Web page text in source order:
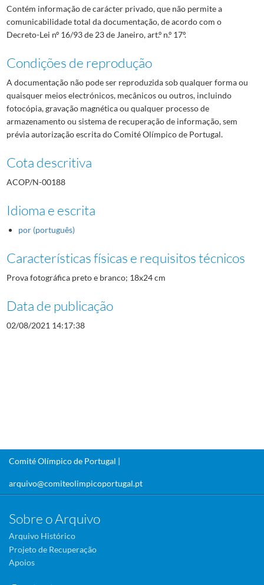
Contém informação de carácter privado, que não permite a
comunicabilidade total da documentação, de acordo com o
Decreto-Lei nº 16/93 de 23 de Janeiro, art.º n.º 17º.
Condições de reprodução
A documentação não pode ser reproduzida sob qualquer forma ou
quaisquer meios electrónicos, mecânicos ou outros, incluindo
fotocópia, gravação magnética ou qualquer processo de
armazenamento ou sistema de recuperação de informação, sem
prévia autorização escrita do Comité Olímpico de Portugal.
Cota descritiva
ACOP/N-00188
Idioma e escrita
por (português)
Características físicas e requisitos técnicos
Prova fotográfica preto e branco; 18x24 cm
Data de publicação
02/08/2021 14:17:38
Comité Olímpico de Portugal |
arquivo@comiteolimpicoportugal.pt
Sobre o Arquivo
Arquivo Histórico
Projeto de Recuperação
Apoios